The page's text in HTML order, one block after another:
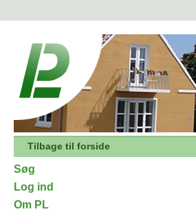
Tilbage til forside
Søg
Log ind
Om PL